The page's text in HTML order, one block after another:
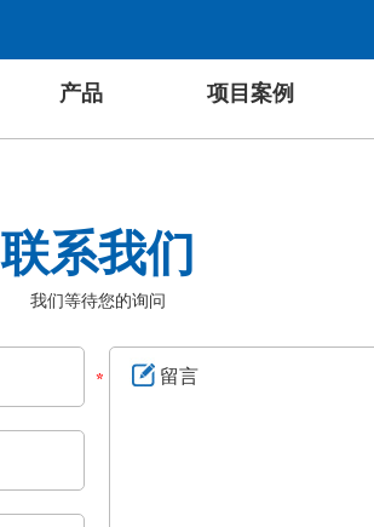
产品 项目案例
联系我们
我们等待您的询问